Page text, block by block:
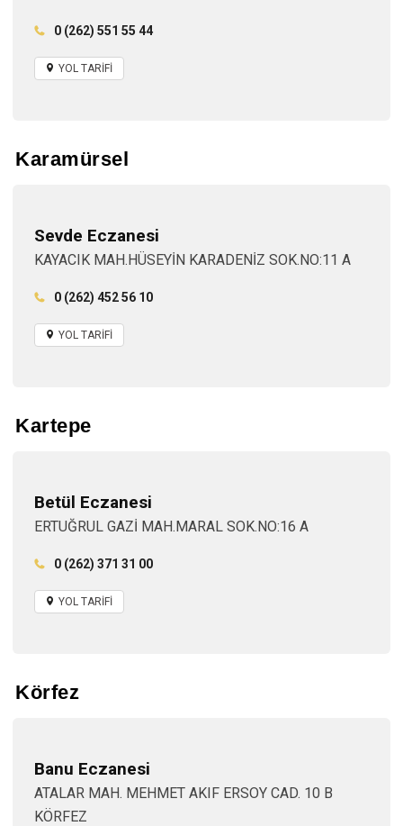
0 (262) 551 55 44
YOL TARİFİ
Karamürsel
Sevde Eczanesi
KAYACIK MAH.HÜSEYİN KARADENİZ SOK.NO:11 A
0 (262) 452 56 10
YOL TARİFİ
Kartepe
Betül Eczanesi
ERTUĞRUL GAZİ MAH.MARAL SOK.NO:16 A
0 (262) 371 31 00
YOL TARİFİ
Körfez
Banu Eczanesi
ATALAR MAH. MEHMET AKIF ERSOY CAD. 10 B
KÖRFEZ